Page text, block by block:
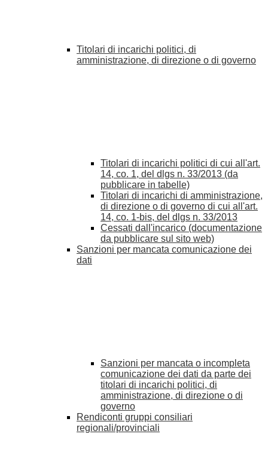
Titolari di incarichi politici, di
amministrazione, di direzione o di governo
Titolari di incarichi politici di cui all'art.
14, co. 1, del dlgs n. 33/2013 (da
pubblicare in tabelle)
Titolari di incarichi di amministrazione,
di direzione o di governo di cui all'art.
14, co. 1-bis, del dlgs n. 33/2013
Cessati dall'incarico (documentazione
da pubblicare sul sito web)
Sanzioni per mancata comunicazione dei
dati
Sanzioni per mancata o incompleta
comunicazione dei dati da parte dei
titolari di incarichi politici, di
amministrazione, di direzione o di
governo
Rendiconti gruppi consiliari
regionali/provinciali